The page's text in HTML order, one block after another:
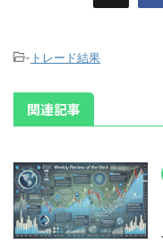
- トレード結果
関連記事